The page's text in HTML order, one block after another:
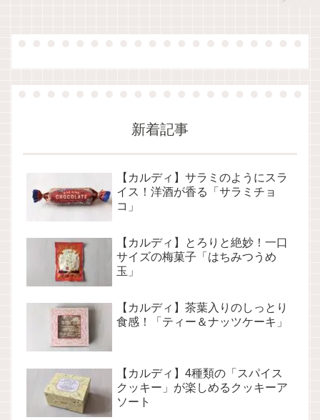
新着記事
【カルディ】サラミのようにスラ
イス！洋酒が香る「サラミチョ
コ」
【カルディ】とろりと絶妙！一口
サイズの梅菓子「はちみつうめ
玉」
【カルディ】茶葉入りのしっとり
食感！「ティー＆ナッツケーキ」
【カルディ】4種類の「スパイス
クッキー」が楽しめるクッキーア
ソート